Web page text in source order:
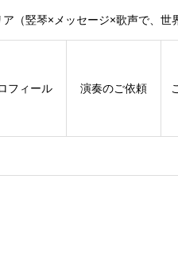
（竪琴×メッセージ×歌声で、世
フィール 演奏のご依頼